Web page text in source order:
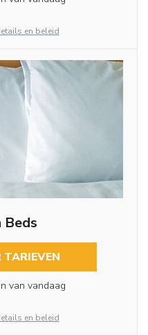
en beleid
Beds
TARIEVEN
van vandaag
en beleid